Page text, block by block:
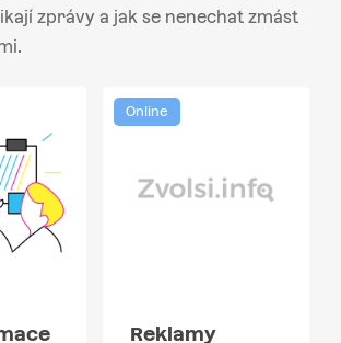
zprávy a jak se nenechat zmást
Online
Reklamy